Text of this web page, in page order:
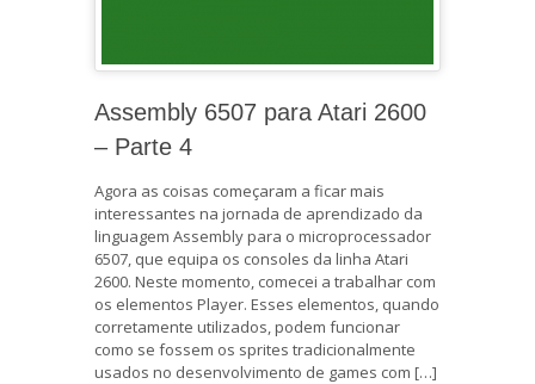
Assembly 6507 para Atari 2600
– Parte 4
Agora as coisas começaram a ficar mais
interessantes na jornada de aprendizado da
linguagem Assembly para o microprocessador
6507, que equipa os consoles da linha Atari
2600. Neste momento, comecei a trabalhar com
os elementos Player. Esses elementos, quando
corretamente utilizados, podem funcionar
como se fossem os sprites tradicionalmente
usados no desenvolvimento de games com […]